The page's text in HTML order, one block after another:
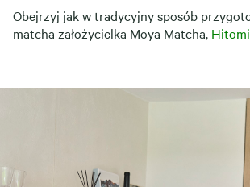
Obejrzyj jak w tradycyjny sposób
matcha założycielka Moya Matcha,